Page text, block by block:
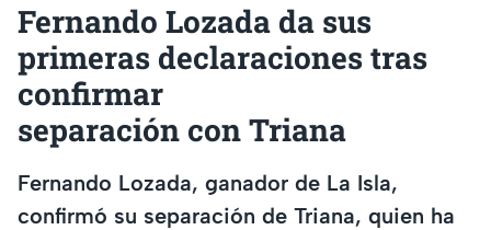
Fernando Lozada da sus
primeras declaraciones tras
confirmar
separación con Triana
Fernando Lozada, ganador de La Isla,
confirmó su separación de Triana, quien ha